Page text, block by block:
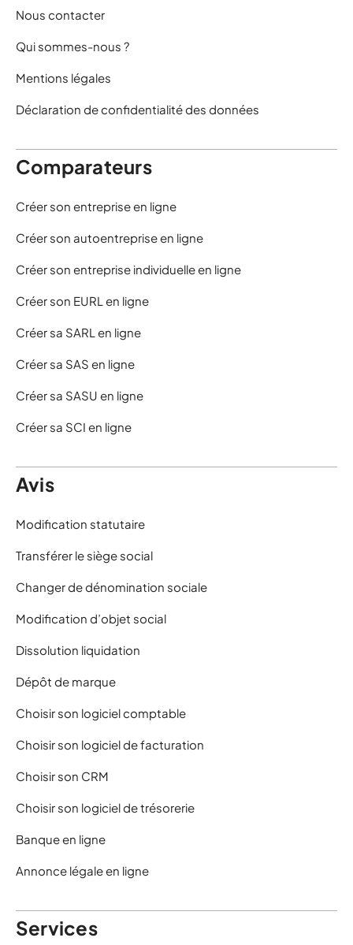
Nous contacter
Qui sommes-nous ?
Mentions légales
Déclaration de confidentialité des données
Comparateurs
Créer son entreprise en ligne
Créer son autoentreprise en ligne
Créer son entreprise individuelle en ligne
Créer son EURL en ligne
Créer sa SARL en ligne
Créer sa SAS en ligne
Créer sa SASU en ligne
Créer sa SCI en ligne
Avis
Modification statutaire
Transférer le siège social
Changer de dénomination sociale
Modification d’objet social
Dissolution liquidation
Dépôt de marque
Choisir son logiciel comptable
Choisir son logiciel de facturation
Choisir son CRM
Choisir son logiciel de trésorerie
Banque en ligne
Annonce légale en ligne
Services